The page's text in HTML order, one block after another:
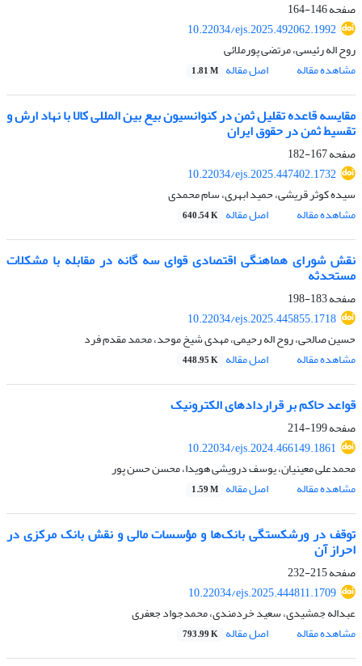
صفحه146-164
10.22034/ejs.2025.492062.1992
روح اله رئیسی، مرتضی پورملائی
مشاهده مقاله
اصل مقاله 1.81 M
مقایسه قاعده تقلیل ثمن در کنوانسیون بیع بین المللی کالا با نهاد ارش و
تقسیط ثمن در حقوق ایران
صفحه167-182
10.22034/ejs.2025.447402.1732
سیده کوثر قریشی، حمید ابهری، سام محمدی
مشاهده مقاله
اصل مقاله 640.54 K
نقش شورای هماهنگی اقتصادی قوای سه گانه در مقابله با مشکلات
مستحدثه
صفحه183-198
10.22034/ejs.2025.445855.1718
حسین صالحی، روح اله رحیمی، مهدی شیخ موحد، محمد مقدم فرد
مشاهده مقاله
اصل مقاله 448.95 K
قواعد حاکم بر قراردادهای الکترونیک
صفحه199-214
10.22034/ejs.2024.466149.1861
محمدعلی معینیان، یوسف درویشی هویدا، محسن حسن پور
مشاهده مقاله
اصل مقاله 1.59 M
توقف در ورشکستگی بانک‌ها و مؤسسات مالی و نقش بانک مرکزی در
احراز آن
صفحه215-232
10.22034/ejs.2025.444811.1709
عبداله جمشیدی، سعید خردمندی، محمدجواد جعفری
مشاهده مقاله
اصل مقاله 793.99 K